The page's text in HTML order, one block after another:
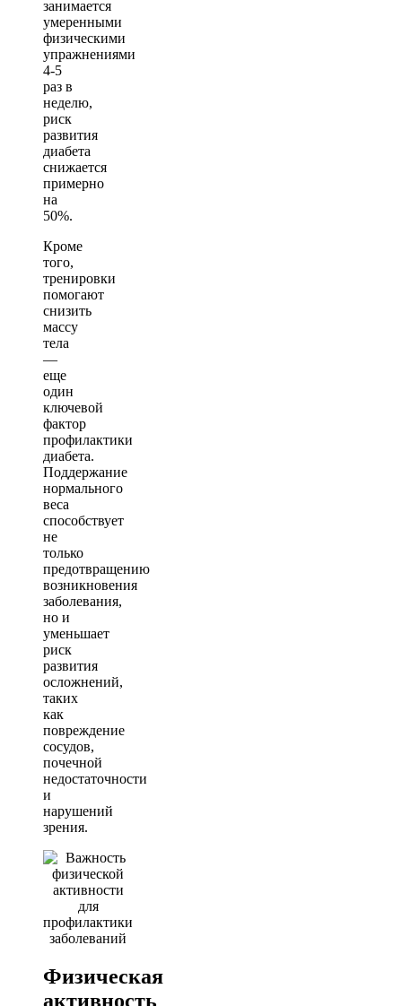
занимается
умеренными
физическими
упражнениями
4-5
раз в
неделю,
риск
развития
диабета
снижается
примерно
на
50%.
Кроме
того,
тренировки
помогают
снизить
массу
тела
—
еще
один
ключевой
фактор
профилактики
диабета.
Поддержание
нормального
веса
способствует
не
только
предотвращению
возникновения
заболевания,
но и
уменьшает
риск
развития
осложнений,
таких
как
повреждение
сосудов,
почечной
недостаточности
и
нарушений
зрения.
Физическая
активность